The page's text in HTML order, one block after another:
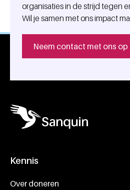
organisaties in de strijd tegen
Wil je samen met ons impact
Neem contact met ons op
Kennis
Over doneren